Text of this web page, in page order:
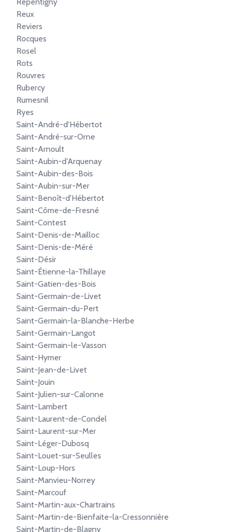
Reux
Reviers
Rocques
Rosel
Rots
Rouvres
Rubercy
Rumesnil
Ryes
Saint-André-d'Hébertot
Saint-André-sur-Orne
Saint-Arnoult
Saint-Aubin-d'Arquenay
Saint-Aubin-des-Bois
Saint-Aubin-sur-Mer
Saint-Benoît-d'Hébertot
Saint-Côme-de-Fresné
Saint-Contest
Saint-Denis-de-Mailloc
Saint-Denis-de-Méré
Saint-Désir
Saint-Étienne-la-Thillaye
Saint-Gatien-des-Bois
Saint-Germain-de-Livet
Saint-Germain-du-Pert
Saint-Germain-la-Blanche-Herbe
Saint-Germain-Langot
Saint-Germain-le-Vasson
Saint-Hymer
Saint-Jean-de-Livet
Saint-Jouin
Saint-Julien-sur-Calonne
Saint-Lambert
Saint-Laurent-de-Condel
Saint-Laurent-sur-Mer
Saint-Léger-Dubosq
Saint-Louet-sur-Seulles
Saint-Loup-Hors
Saint-Manvieu-Norrey
Saint-Marcouf
Saint-Martin-aux-Chartrains
Saint-Martin-de-Bienfaite-la-Cressonnière
Saint-Martin-de-Blagny